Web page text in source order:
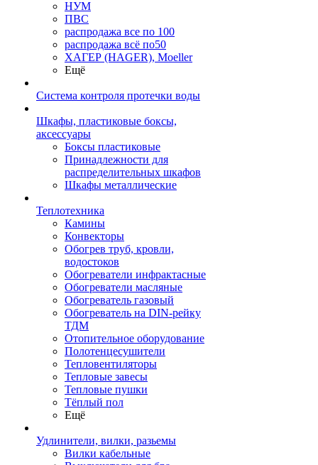
НУМ
ПВС
распродажа все по 100
распродажа всё по50
ХАГЕР (HAGER), Moeller
Ещё
Система контроля протечки воды
Шкафы, пластиковые боксы,
аксессуары
Боксы пластиковые
Принадлежности для
распределительных шкафов
Шкафы металлические
Теплотехника
Камины
Конвекторы
Обогрев труб, кровли,
водостоков
Обогреватели инфрактасные
Обогреватели масляные
Обогреватель газовый
Обогреватель на DIN-рейку
ТДМ
Отопительное оборудование
Полотенцесушители
Тепловентиляторы
Тепловые завесы
Тепловые пушки
Тёплый пол
Ещё
Удлинители, вилки, разьемы
Вилки кабельные